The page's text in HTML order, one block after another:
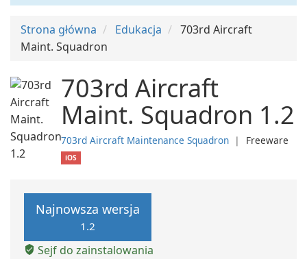
Strona główna Edukacja
703rd Aircraft
Maint. Squadron
703rd Aircraft
Maint. Squadron 1.2
703rd Aircraft Maintenance Squadron ❘ Freeware
iOS
Najnowsza wersja
1.2
Sejf do zainstalowania